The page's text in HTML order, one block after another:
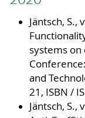
Jäntsch, S.,
systems on
and
21, ISBN /
Jäntsch, S.,